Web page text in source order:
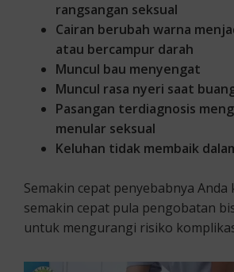
rangsangan seksual
Cairan berubah warna
atau bercampur darah
Muncul bau menyengat
Muncul rasa nyeri saat
Pasangan terdiagnosis
menular seksual
Keluhan tidak membaik
Semakin cepat penyebabnya Anda
semakin cepat pula pengobatan
untuk mengurangi risiko